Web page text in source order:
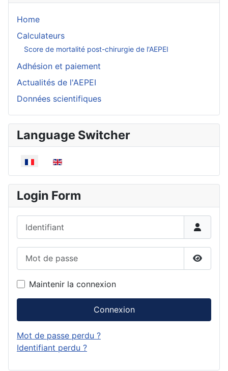
Home
Calculateurs
Score de mortalité post-chirurgie de l'AEPEI
Adhésion et paiement
Actualités de l'AEPEI
Données scientifiques
Language Switcher
Sélectionnez votre langue
Login Form
Maintenir la connexion
Connexion
Mot de passe perdu ?
Identifiant perdu ?